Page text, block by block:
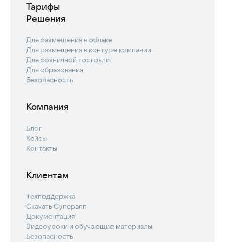
Тарифы
Решения
Для размещения в облаке
Для размещения в контуре компании
Для розничной торговли
Для образования
Безопасность
Компания
Блог
Кейсы
Контакты
Клиентам
Техподдержка
Скачать Суперапп
Документация
Видеоуроки и обучающие материалы
Безопасность